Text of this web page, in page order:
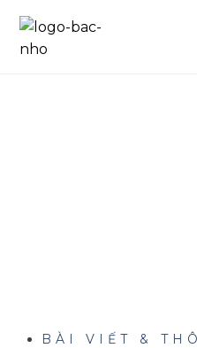
BÀI VIẾT &